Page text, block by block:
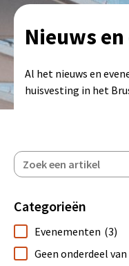
Nieuws
Al het nieuws en
huisvesting in het
Categorieën
Evenementen (3)
Geen onderdeel